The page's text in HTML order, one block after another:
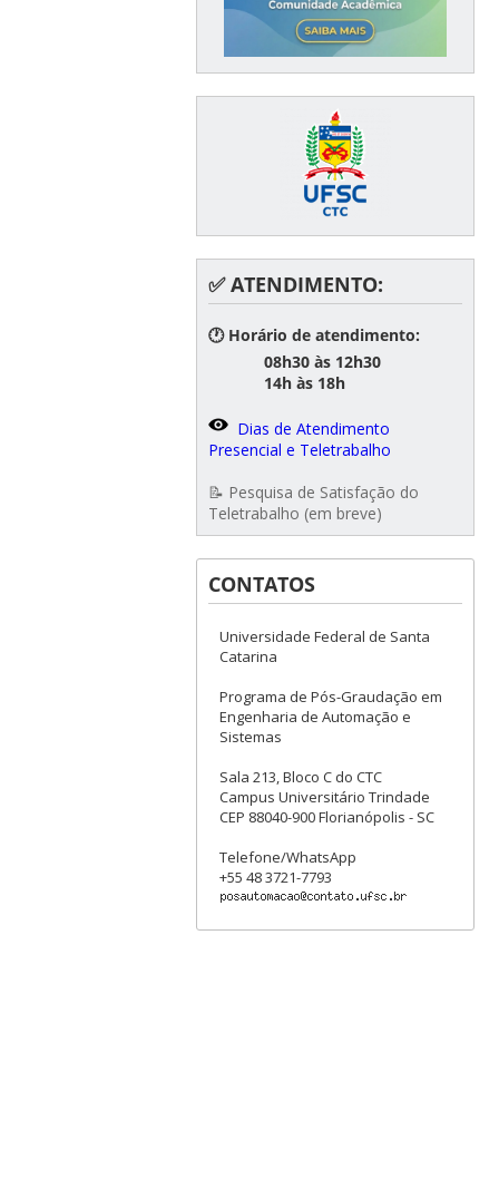
✅ ATENDIMENTO:
🕐 Horário de atendimento:
08h30 às 12h30
14h às 18h
Dias de Atendimento
Presencial e Teletrabalho
📝 Pesquisa de Satisfação do
Teletrabalho (em breve)
CONTATOS
Universidade Federal de Santa
Catarina
Programa de Pós-Graudação em
Engenharia de Automação e
Sistemas
Sala 213, Bloco C do CTC
Campus Universitário Trindade
CEP 88040-900 Florianópolis - SC
Telefone/WhatsApp
+55 48 3721-7793